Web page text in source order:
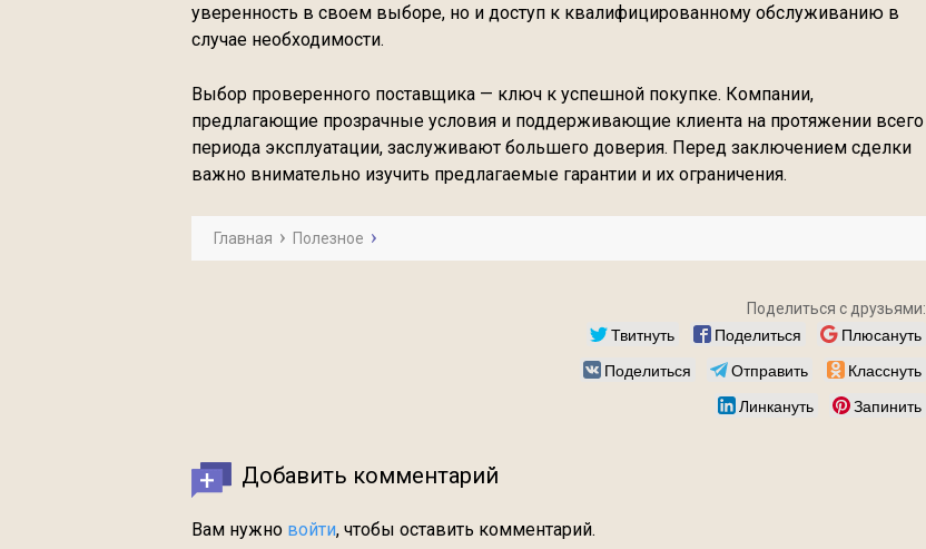
уверенность в своем выборе, но и доступ к квалифицированному обслуживанию в
случае необходимости.
Выбор проверенного поставщика — ключ к успешной покупке. Компании,
предлагающие прозрачные условия и поддерживающие клиента на протяжении всего
периода эксплуатации, заслуживают большего доверия. Перед заключением сделки
важно внимательно изучить предлагаемые гарантии и их ограничения.
Главная Полезное
Поделиться с друзьями:
Твитнуть Поделиться
Плюсануть
Поделиться
Отправить
Класснуть
Линкануть
Запинить
Добавить комментарий
Вам нужно войти, чтобы оставить комментарий.